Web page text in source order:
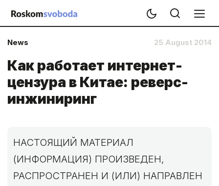
News 25 August 2014
Как работает интернет-
цензура в Китае: реверс-
инжиниринг
НАСТОЯЩИЙ МАТЕРИАЛ
(ИНФОРМАЦИЯ) ПРОИЗВЕДЕН,
РАСПРОСТРАНЕН И (ИЛИ) НАПРАВЛЕН